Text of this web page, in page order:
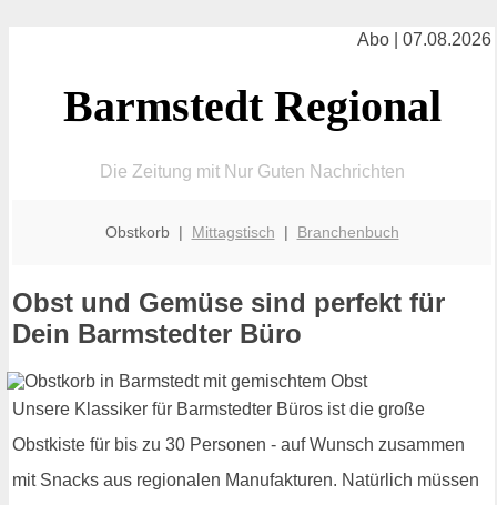
Abo | 07.08.2026
Barmstedt Regional
Die Zeitung mit Nur Guten Nachrichten
Obstkorb | Mittagstisch | Branchenbuch
Obst und Gemüse sind perfekt für
Dein Barmstedter Büro
Unsere Klassiker für Barmstedter Büros ist die große
Obstkiste für bis zu 30 Personen - auf Wunsch zusammen
mit Snacks aus regionalen Manufakturen. Natürlich müssen